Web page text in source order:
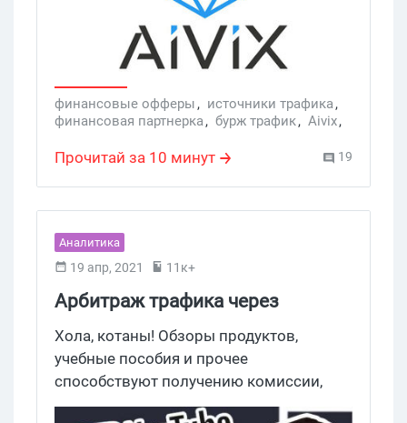
эксклюзивными финансовыми
офферами. И еще одно интересное
направление — обучение финансам.
широкий выбор ГЕО, эксклюзивные
рекламные материалы и качественную
поддержку. Рассказываем более
обстоятельно.
финансовые офферы, источники трафика,
финансовая партнерка, бурж трафик, Aivix,
Прочитай за 10 минут 19
Аналитика
19 апр, 2021 11к+
Арбитраж трафика через
Youtube-канал. Как продвигать
партнерскую ссылку?
Хола, котаны! Обзоры продуктов,
учебные пособия и прочее
способствуют получению комиссии,
если зритель совершает покупку по